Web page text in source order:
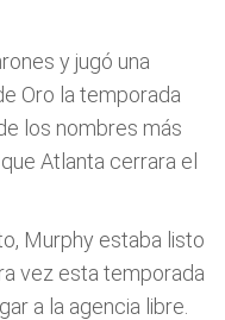
y jugó una
Oro la temporada
los nombres más
Atlanta cerrara el
Murphy estaba listo
vez esta temporada
a la agencia libre.